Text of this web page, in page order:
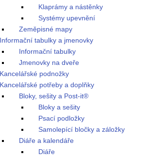
Klaprámy a nástěnky
Systémy upevnění
Zeměpisné mapy
Informační tabulky a jmenovky
Informační tabulky
Jmenovky na dveře
Kancelářské podnožky
Kancelářské potřeby a doplňky
Bloky, sešity a Post-it®
Bloky a sešity
Psací podložky
Samolepící bločky a záložky
Diáře a kalendáře
Diáře